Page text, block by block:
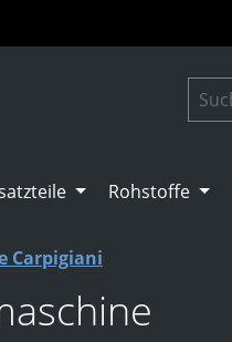
Rohstoffe
Carpigiani